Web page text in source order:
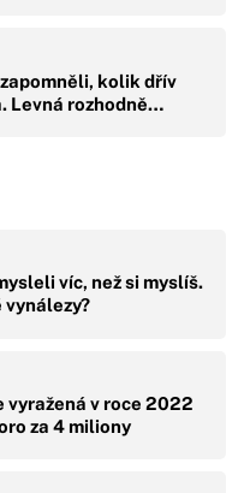
kolik dřív
Levná rozhodně…
víc, než si myslíš.
vynálezy?
vyražená v roce 2022
za 4 miliony